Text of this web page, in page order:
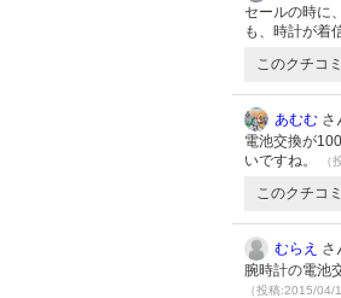
セールの時に
も、時計が着
このクチコ
あむむ さ
電池交換が
いですね。
このクチコ
むらえ さ
腕時計の電池
（投稿:2015/